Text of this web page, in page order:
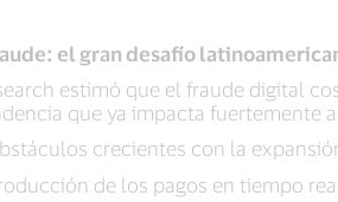
el gran desafío
estimó que el fraude digital
que ya impacta fuertemente
crecientes con la
de los pagos en tiempo